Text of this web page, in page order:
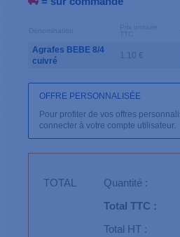
Agrafes BEBE 8/4
cuivré
1.10 €
OFFRE PERSONNALISÉE
Pour profiter de vos offres
connecter à votre compte utilisateur.
TOTAL Quantité :
Total TTC :
Total HT :